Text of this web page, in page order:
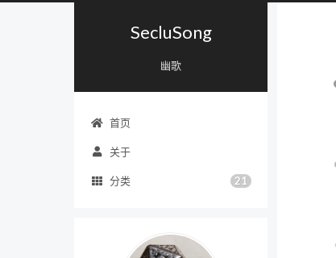
SecluSong
幽歌
首页
关于
分类 21